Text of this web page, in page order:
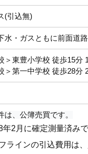
(引込無)
水・ガスともに前面道
＞東豊小学校 徒歩15分
＞第一中学校 徒歩28分
は、公簿売買です。
年2月に確定測量済みで
ラインの引込費用は